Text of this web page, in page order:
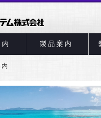
製品案内